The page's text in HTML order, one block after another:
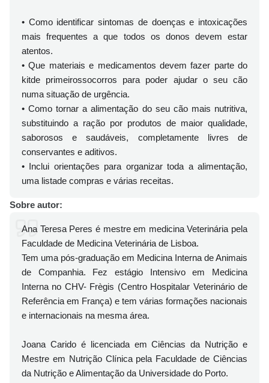
• Como identificar sintomas de doenças e intoxicações
mais frequentes a que todos os donos devem estar
atentos.
• Que materiais e medicamentos devem fazer parte do
kitde primeirossocorros para poder ajudar o seu cão
numa situação de urgência.
• Como tornar a alimentação do seu cão mais nutritiva,
substituindo a ração por produtos de maior qualidade,
saborosos e saudáveis, completamente livres de
conservantes e aditivos.
• Inclui orientações para organizar toda a alimentação,
uma listade compras e várias receitas.
Sobre autor:
Ana Teresa Peres é mestre em medicina Veterinária pela
Faculdade de Medicina Veterinária de Lisboa.
Tem uma pós-graduação em Medicina Interna de Animais
de Companhia. Fez estágio Intensivo em Medicina
Interna no CHV- Frègis (Centro Hospitalar Veterinário de
Referência em França) e tem várias formações nacionais
e internacionais na mesma área.
Joana Carido é licenciada em Ciências da Nutrição e
Mestre em Nutrição Clínica pela Faculdade de Ciências
da Nutrição e Alimentação da Universidade do Porto.